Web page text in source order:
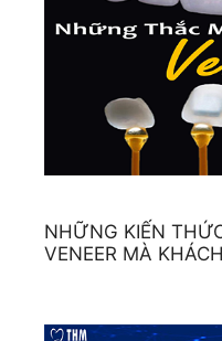
NHỮNG KIẾN
VENEER MÀ